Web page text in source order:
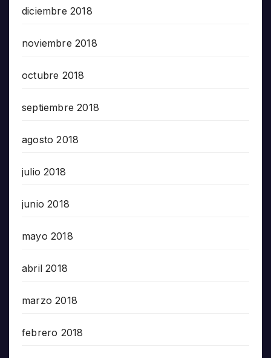
diciembre 2018
noviembre 2018
octubre 2018
septiembre 2018
agosto 2018
julio 2018
junio 2018
mayo 2018
abril 2018
marzo 2018
febrero 2018